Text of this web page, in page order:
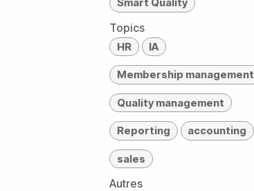
Topics
HR IA
Membership management
Quality management
Reporting accounting
sales
Autres